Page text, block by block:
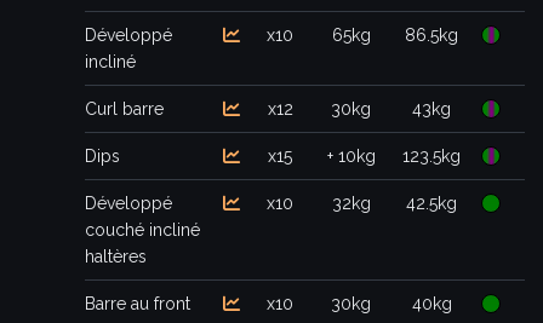
Développé
incliné
x10 65kg 86.5kg
Curl barre x12 30kg 43kg
Dips x15 + 10kg 123.5kg
Développé
couché incliné
haltères
x10 32kg 42.5kg
Barre au front x10 30kg 40kg